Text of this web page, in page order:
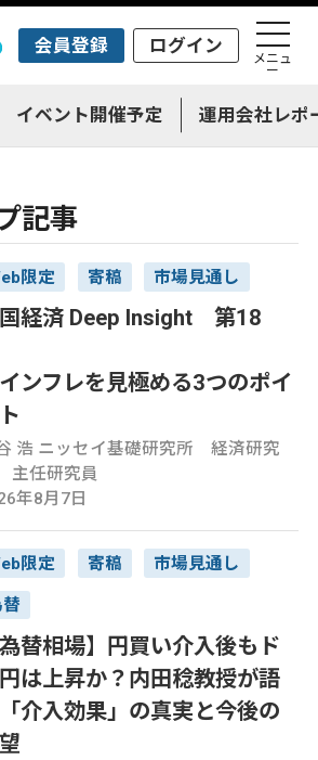
会員登録 ログイン
メニュ
ー
イベント開催予定 運用会社レポ
記事
限定 寄稿 市場見通し
経済 Deep Insight 第18
ンフレを見極める3つのポイ
浩 ニッセイ基礎研究所 経済研究
任研究員
年8月7日
限定 寄稿 市場見通し
為替相場】円買い介入後もド
は上昇か？内田稔教授が語
介入効果」の真実と今後の